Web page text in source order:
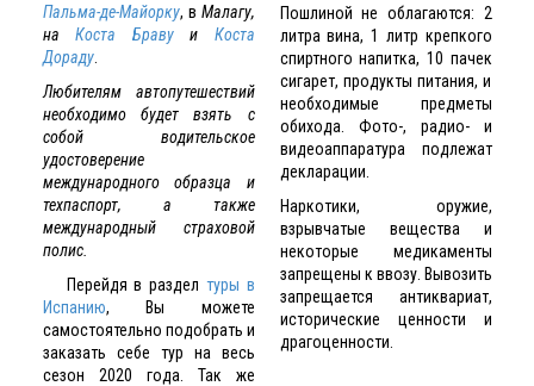
Пальма-де-Майорку, в Малагу,
на Коста Бравуи Коста
Дораду.
Любителям автопутешествий
необходимо будет взять с
собой водительское
удостоверение
международного образца и
техпаспорт, а также
международный страховой
полис.
Перейдя в раздел туры в
Испанию, Вы можете
самостоятельно подобрать и
заказать себе тур на весь
сезон 2020 года. Так же
Пошлиной не облагаются: 2
литра вина, 1 литр крепкого
спиртного напитка, 10 пачек
сигарет, продукты питания, и
необходимые предметы
обихода. Фото-, радио- и
видеоаппаратура подлежат
декларации.
Наркотики, оружие,
взрывчатые вещества и
некоторые медикаменты
запрещены к ввозу. Вывозить
запрещается антиквариат,
исторические ценности и
драгоценности.